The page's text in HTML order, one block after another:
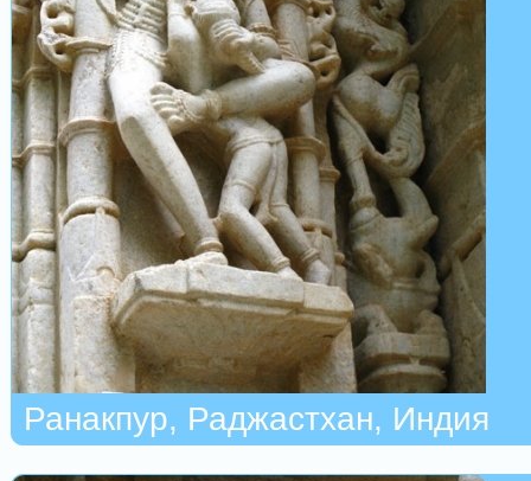
Ранакпур, Раджастхан, Индия